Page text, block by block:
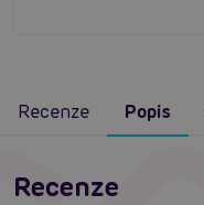
Recenze Popis
Recenze